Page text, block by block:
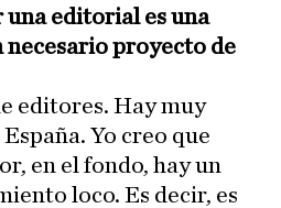
editorial es una
proyecto de
editores. Hay muy
Yo creo que
en el fondo, hay un
loco. Es decir, es